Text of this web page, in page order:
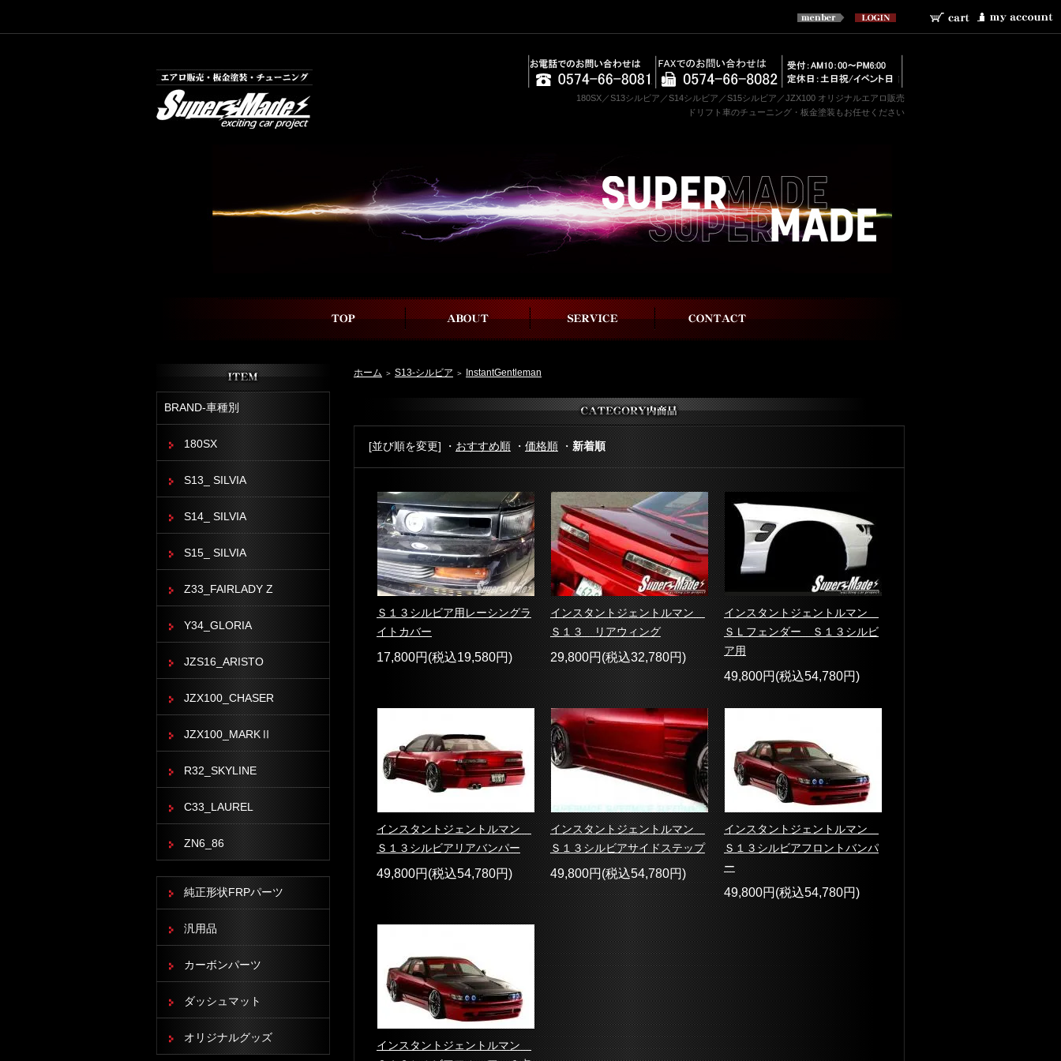
180SX／S13シルビア／S14シルビア／S15シルビア／JZX100 オリジナルエアロ販売
ドリフト車のチューニング・板金塗装もお任せください
エアロ販売・板金塗装・チューニング
ホーム ＞ S13-シルビア ＞ InstantGentleman
[並び順を変更] ・ おすすめ順・価格順・新着順
Ｓ１３シルビア用レーシングラ
イトカバー
17,800円(税込19,580円)
インスタントジェントルマン
Ｓ１３ リアウィング
29,800円(税込32,780円)
インスタントジェントルマン
ＳＬフェンダー Ｓ１３シルビ
ア用
49,800円(税込54,780円)
インスタントジェントルマン
Ｓ１３シルビアリアバンパー
49,800円(税込54,780円)
インスタントジェントルマン
Ｓ１３シルビアサイドステップ
49,800円(税込54,780円)
インスタントジェントルマン
Ｓ１３シルビアフロントバンパ
ー
49,800円(税込54,780円)
インスタントジェントルマン
BRAND-車種別
180SX
S13_ SILVIA
S14_ SILVIA
S15_ SILVIA
Z33_FAIRLADY Z
Y34_GLORIA
JZS16_ARISTO
JZX100_CHASER
JZX100_MARKⅡ
R32_SKYLINE
C33_LAUREL
ZN6_86
純正形状FRPパーツ
汎用品
カーボンパーツ
ダッシュマット
オリジナルグッズ